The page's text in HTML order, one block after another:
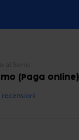
al Serio
(Paga online)
recensioni